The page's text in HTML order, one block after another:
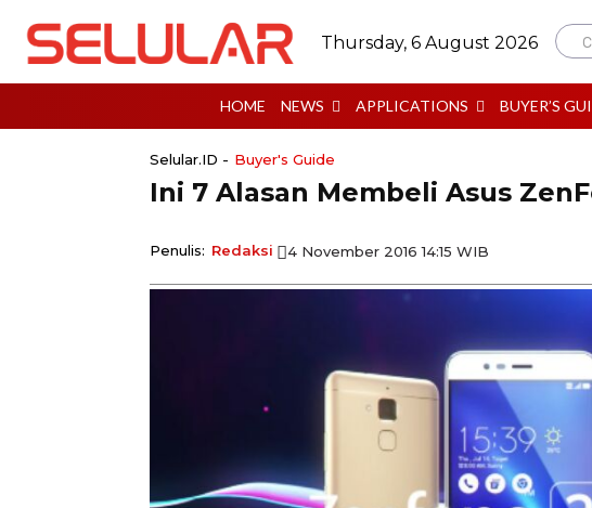
Thursday, 6 August 2026
HOME NEWS APPLICATIONS BUYER’S
Selular.ID - Buyer's Guide
Ini 7 Alasan Membeli Asus
Penulis: Redaksi 4 November 2016 14:15 WIB